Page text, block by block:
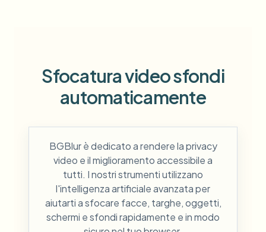
Sfocatura video sfondi
automaticamente
BGBlur è dedicato a rendere la privacy
video e il miglioramento accessibile a
tutti. I nostri strumenti utilizzano
l'intelligenza artificiale avanzata per
aiutarti a sfocare facce, targhe, oggetti,
schermi e sfondi rapidamente e in modo